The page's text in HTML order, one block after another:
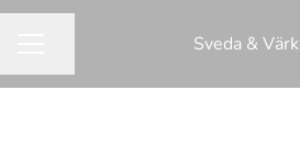
Sveda & Värk